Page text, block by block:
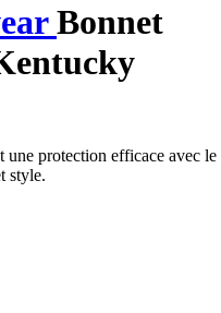
Bonnet
protection efficace avec le
style.